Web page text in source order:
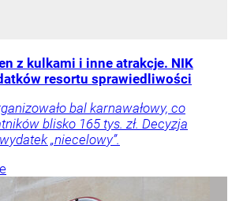
z kulkami i inne atrakcje. NIK
resortu sprawiedliwości
bal karnawałowy, co
blisko 165 tys. zł. Decyzja
„niecelowy”.